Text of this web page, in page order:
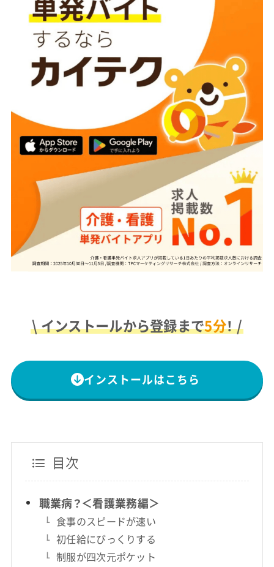
\ インストールから登録まで5分！ /
インストールはこちら
目次
職業病？＜看護業務編＞
食事のスピードが速い
初任給にびっくりする
制服が四次元ポケット